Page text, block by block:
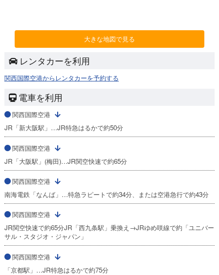
大きな地図で見る
レンタカーを利用
関西国際空港からレンタカーを予約する
電車を利用
関西国際空港
JR「新大阪駅」…JR特急はるかで約50分
関西国際空港
JR「大阪駅」(梅田)…JR関空快速で約65分
関西国際空港
南海電鉄「なんば」…特急ラピートで約34分、または空港急行で約43分
関西国際空港
JR関空快速で約65分JR「西九条駅」乗換え→JRゆめ咲線で約「ユニバー
サル・スタジオ・ジャパン」
関西国際空港
「京都駅」…JR特急はるかで約75分